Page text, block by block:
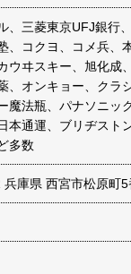
、三菱東京UFJ銀行
、コクヨ、コメ兵、
ウヰスキー、旭化成
、オンキョー、クラ
魔法瓶、パナソニッ
本通運、ブリヂスト
多数
兵庫県 西宮市松原町